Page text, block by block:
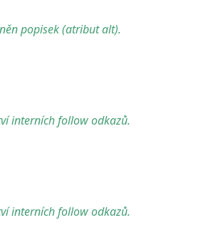
popisek (atribut alt).
interních follow odkazů.
interních follow odkazů.